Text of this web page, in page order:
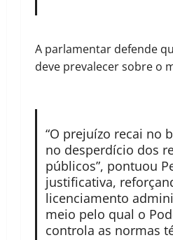
A parlamentar defende
deve prevalecer sobre o
“O prejuízo recai no
no desperdício dos
públicos”, pontuou
justificativa,
licenciamento
meio pelo qual o
controla as normas